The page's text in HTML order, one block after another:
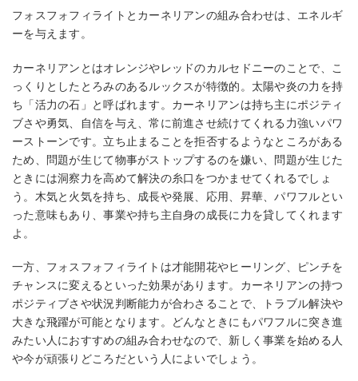
フォスフォフィライトとカーネリアンの組み合わせは、エネルギ
ーを与えます。
カーネリアンとはオレンジやレッドのカルセドニーのことで、こ
っくりとしたとろみのあるルックスが特徴的。太陽や炎の力を持
ち「活力の石」と呼ばれます。カーネリアンは持ち主にポジティ
ブさや勇気、自信を与え、常に前進させ続けてくれる力強いパワ
ーストーンです。立ち止まることを拒否するようなところがある
ため、問題が生じて物事がストップするのを嫌い、問題が生じた
ときには洞察力を高めて解決の糸口をつかませてくれるでしょ
う。木気と火気を持ち、成長や発展、応用、昇華、パワフルとい
った意味もあり、事業や持ち主自身の成長に力を貸してくれます
よ。
一方、フォスフォフィライトは才能開花やヒーリング、ピンチを
チャンスに変えるといった効果があります。カーネリアンの持つ
ポジティブさや状況判断能力が合わさることで、トラブル解決や
大きな飛躍が可能となります。どんなときにもパワフルに突き進
みたい人におすすめの組み合わせなので、新しく事業を始める人
や今が頑張りどころだという人によいでしょう。